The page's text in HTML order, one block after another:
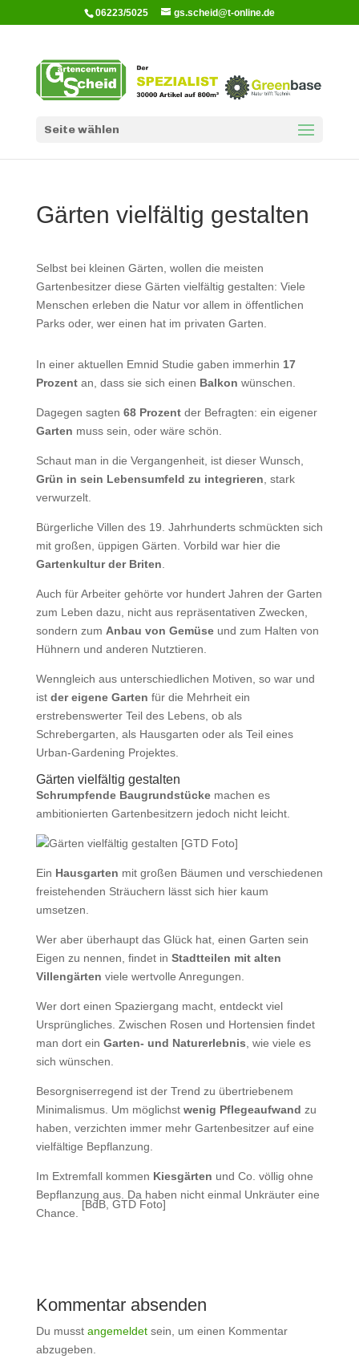
06223/5025 gs.scheid@t-online.de
Seite wählen
Gärten vielfältig gestalten
Selbst bei kleinen Gärten, wollen die meisten
Gartenbesitzer diese Gärten vielfältig gestalten: Viele
Menschen erleben die Natur vor allem in öffentlichen
Parks oder, wer einen hat im privaten Garten.
In einer aktuellen Emnid Studie gaben immerhin 17
Prozentan, dass sie sich einen Balkon wünschen.
Dagegen sagten 68 Prozentder Befragten: ein eigener
Garten muss sein, oder wäre schön.
Schaut man in die Vergangenheit, ist dieser Wunsch,
Grün in sein Lebensumfeld zu integrieren , stark
verwurzelt.
Bürgerliche Villen des 19. Jahrhunderts schmückten sich
mit großen, üppigen Gärten. Vorbild war hier die
Gartenkultur der Briten
Auch für Arbeiter gehörte vor hundert Jahren der Garten
zum Leben dazu, nicht aus repräsentativen Zwecken,
sondern zum Anbau von Gemüseund zum Halten von
Hühnern und anderen Nutztieren.
Wenngleich aus unterschiedlichen Motiven, so war und
ist der eigene Garten für die Mehrheit ein
erstrebenswerter Teil des Lebens, ob als
Schrebergarten, als Hausgarten oder als Teil eines
Urban-Gardening Projektes.
Gärten vielfältig gestalten
Schrumpfende Baugrundstückemachen es
ambitionierten Gartenbesitzern jedoch nicht leicht.
Ein Hausgarten mit großen Bäumen und verschiedenen
freistehenden Sträuchern lässt sich hier kaum
umsetzen.
Wer aber überhaupt das Glück hat, einen Garten sein
Eigen zu nennen, findet in Stadtteilen mit alten
Villengärten viele wertvolle Anregungen.
Wer dort einen Spaziergang macht, entdeckt viel
Ursprüngliches. Zwischen Rosen und Hortensien findet
man dort ein Garten- und Naturerlebnis , wie viele es
sich wünschen.
Besorgniserregend ist der Trend zu übertriebenem
Minimalismus. Um möglichst wenig Pflegeaufwand zu
haben, verzichten immer mehr Gartenbesitzer auf eine
vielfältige Bepflanzung.
Im Extremfall kommen Kiesgärten und Co. völlig ohne
Bepflanzung aus. Da haben nicht einmal Unkräuter eine
Chance.
[BdB, GTD Foto]
Kommentar absenden
Du musst angemeldetsein, um einen Kommentar
abzugeben.